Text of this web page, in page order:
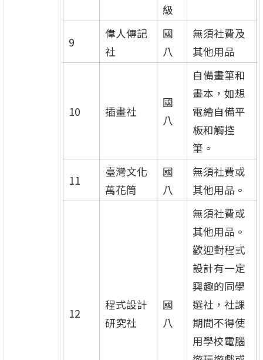
級
9
偉人傳記
社
國
八
無須社費及
其他用品
10 插畫社
國
八
自備畫筆和
畫本，如想
電繪自備平
板和觸控
筆。
11
臺灣文化
萬花筒
國
八
無須社費或
其他用品。
12
程式設計
研究社
國
八
無須社費或
其他用品。
歡迎對程式
設計有一定
興趣的同學
選社，社課
期間不得使
用學校電腦